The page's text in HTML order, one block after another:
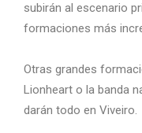
subirán al escenario
formaciones más
Otras grandes
Lionheart o la banda
darán todo en Viveiro.